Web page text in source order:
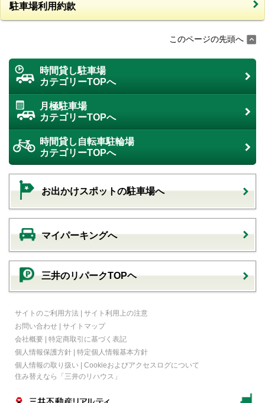
駐車場利用約款
このページの先頭へ
時間貸し駐車場
カテゴリーTOPへ
月極駐車場
カテゴリーTOPへ
時間貸し自転車駐輪場
カテゴリーTOPへ
お出かけスポットの駐車場へ
マイパーキングへ
三井のリパークTOPヘ
サイトのご利用方法 | サイト利用上の注意
お問い合わせ | サイトマップ
会社概要 | 特定商取引に基づく表記
個人情報保護方針 | 特定個人情報基本方針
個人情報の取り扱い | Cookieおよびアクセスログについて
住み替えなら
「三井のリハウス」